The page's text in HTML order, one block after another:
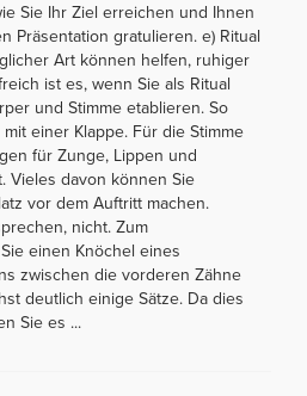
Sie Ihr Ziel erreichen und Ihnen
Präsentation gratulieren. e) Ritual
Art können helfen, ruhiger
ist es, wenn Sie als Ritual
und Stimme etablieren. So
einer Klappe. Für die Stimme
für Zunge, Lippen und
Vieles davon können Sie
vor dem Auftritt machen.
nicht. Zum
einen Knöchel eines
zwischen die vorderen Zähne
deutlich einige Sätze. Da dies
Sie es ...